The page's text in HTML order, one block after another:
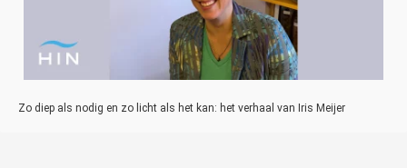
Zo diep als nodig en zo licht als het kan: het verhaal van Iris Meijer